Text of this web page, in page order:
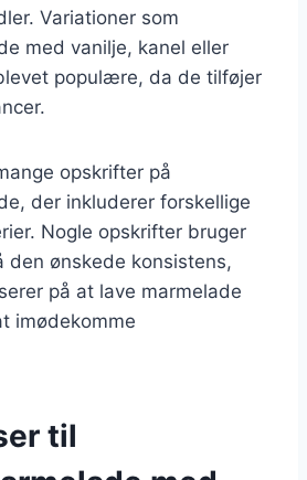
Variationer som
med vanilje, kanel eller
populære, da de tilføjer
opskrifter på
der inkluderer forskellige
Nogle opskrifter bruger
den ønskede konsistens,
på at lave marmelade
imødekomme
til